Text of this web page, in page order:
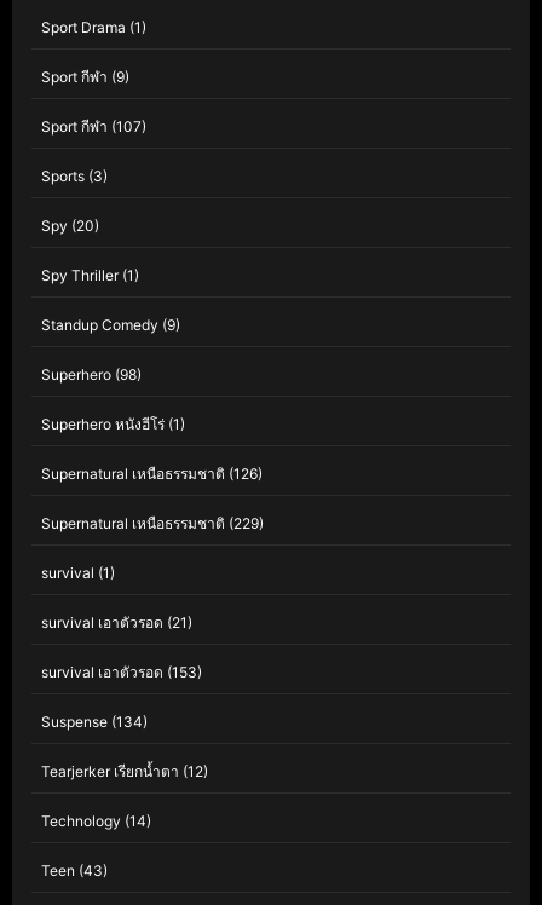
Sport Drama (1)
Sport กีฬา (9)
Sport กีฬา (107)
Sports (3)
Spy (20)
Spy Thriller(1)
Standup Comedy (9)
Superhero (98)
Superhero หนังฮีโร่ (1)
Supernatural เหนือธรรมชาติ (126)
Supernatural เหนือธรรมชาติ (229)
survival (1)
survival เอาตัวรอด (21)
survival เอาตัวรอด (153)
Suspense (134)
Tearjerker เรียกน้ำตา (12)
Technology (14)
Teen (43)